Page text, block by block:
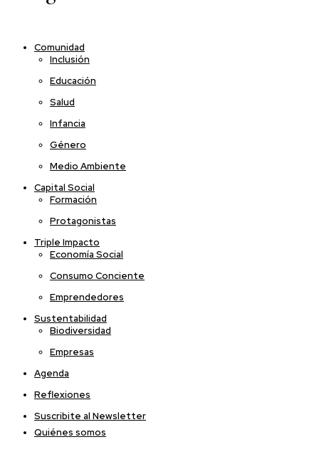
Comunidad
Inclusión
Educación
Salud
Infancia
Género
Medio Ambiente
Capital Social
Formación
Protagonistas
Triple Impacto
Economía Social
Consumo Conciente
Emprendedores
Sustentabilidad
Biodiversidad
Empresas
Agenda
Reflexiones
Suscribite al Newsletter
Quiénes somos